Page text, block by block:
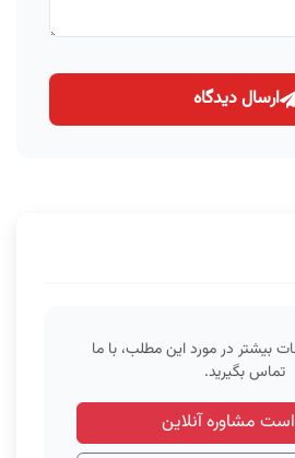
ارسال دیدگاه
بیشتر در مورد این مطلب، با ما
تماس بگیرید.
مشاوره آنلاین